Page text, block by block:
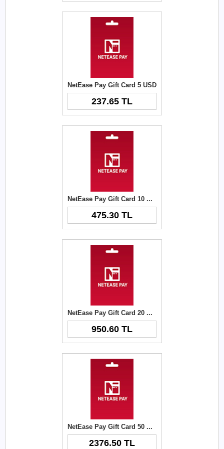
NetEase Pay Gift Card 5 USD
237.65 TL
NetEase Pay Gift Card 10 USD
475.30 TL
NetEase Pay Gift Card 20 USD
950.60 TL
NetEase Pay Gift Card 50 USD
2376.50 TL